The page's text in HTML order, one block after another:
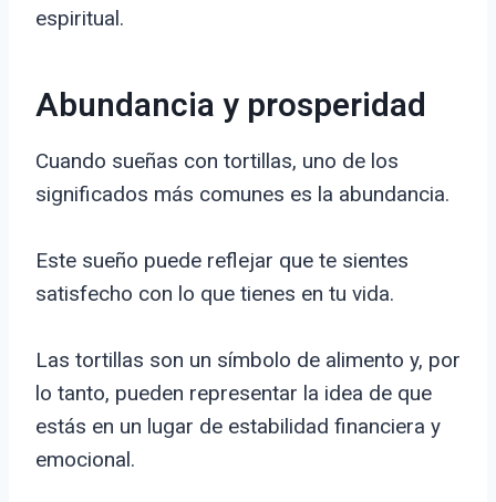
espiritual.
Abundancia y prosperidad
Cuando sueñas con tortillas, uno de los
significados más comunes es la abundancia.
Este sueño puede reflejar que te sientes
satisfecho con lo que tienes en tu vida.
Las tortillas son un símbolo de alimento y, por
lo tanto, pueden representar la idea de que
estás en un lugar de estabilidad financiera y
emocional.